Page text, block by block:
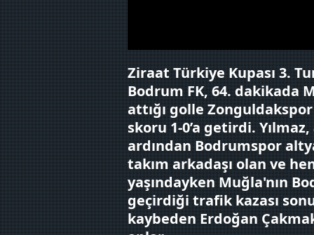
reklam/pazarlama
Çerezlere ilişkin tercihlerinizi
butonuna tıklayabilir,Çerez
6698 sayılı Kişisel Verilerin
mevzuata uygun olarak
Ziraat Türkiye Kupası 3.
Bodrum FK, 64. dakikada
attığı golle Zonguldakspor
skoru 1-0’a getirdi.
ardından Bodrumspor
takım arkadaşı olan ve
yaşındayken Muğla'nın
geçirdiği trafik kazası
kaybeden Erdoğan